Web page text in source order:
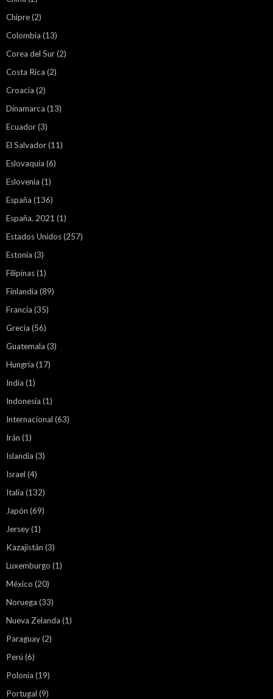
Chipre(2)
Colombia (13)
Corea del Sur(2)
Costa Rica (2)
Croacia (2)
Dinamarca (13)
Ecuador(3)
El Salvador(11)
Eslovaquia (6)
Eslovenia (1)
España (136)
España. 2021 (1)
Estados Unidos(257)
Estonia (3)
Filipinas(1)
Finlandia (89)
Francia (35)
Grecia (56)
Guatemala (3)
Hungría (17)
India (1)
Indonesia (1)
Internacional (63)
Irán (1)
Islandia (3)
Israel (4)
Italia (132)
Japón (69)
Jersey(1)
Kazajistán (3)
Luxemburgo (1)
México (20)
Noruega (33)
Nueva Zelanda (1)
Paraguay(2)
Perú (6)
Polonia (19)
Portugal (9)